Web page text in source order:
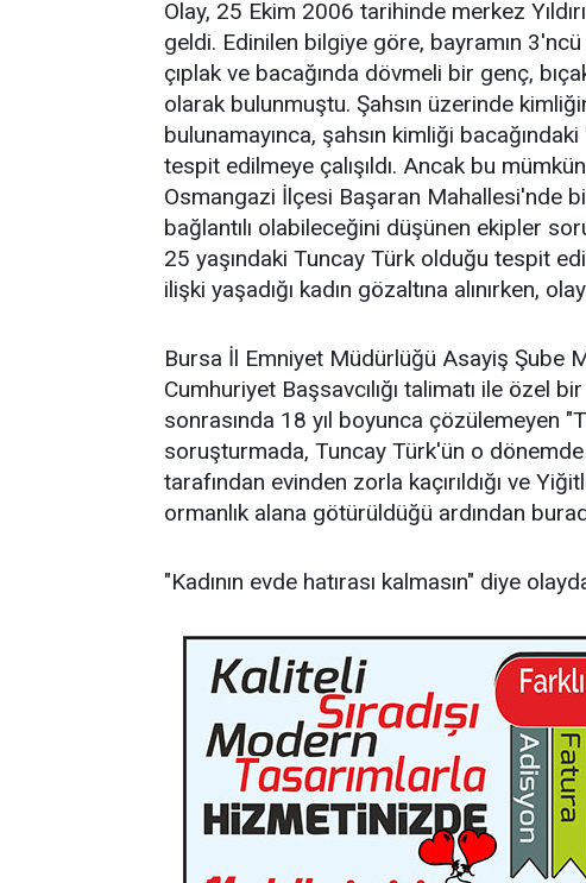
Olay, 25 Ekim 2006 tarihinde merkez
geldi. Edinilen bilgiye göre, bayramın
çıplak ve bacağında dövmeli bir genç,
olarak bulunmuştu. Şahsın üzerinde
bulunamayınca, şahsın kimliği
tespit edilmeye çalışıldı. Ancak bu
Osmangazi İlçesi Başaran Mahallesi'nde
bağlantılı olabileceğini düşünen ekipler
25 yaşındaki Tuncay Türk olduğu tespit
ilişki yaşadığı kadın gözaltına alınırken,
Bursa İl Emniyet Müdürlüğü Asayiş Şube
Cumhuriyet Başsavcılığı talimatı ile özel
sonrasında 18 yıl boyunca çözülemeyen
soruşturmada, Tuncay Türk'ün o dönemde
tarafından evinden zorla kaçırıldığı ve
ormanlık alana götürüldüğü ardından
"Kadının evde hatırası kalmasın" diye